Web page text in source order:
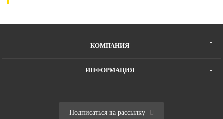
КОМПАНИЯ
ИНФОРМАЦИЯ
Подписаться на рассылку